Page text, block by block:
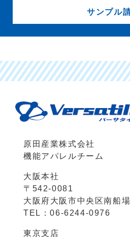
サンプル
原田産業株式会社
機能アパレルチーム
大阪本社
〒542-0081
大阪府大阪市中央区南船
TEL：06-6244-0976
東京支店